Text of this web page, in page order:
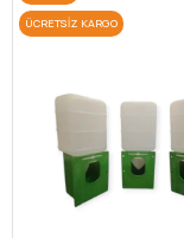
ÜCRETSIZ KARGO